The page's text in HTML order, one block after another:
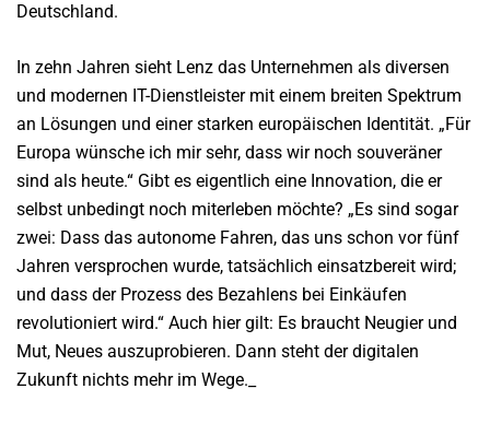
Deutschland.
In zehn Jahren sieht Lenz das Unternehmen als diversen
und modernen IT-Dienstleister mit einem breiten Spektrum
an Lösungen und einer starken europäischen Identität. „Für
Europa wünsche ich mir sehr, dass wir noch souveräner
sind als heute.“ Gibt es eigentlich eine Innovation, die er
selbst unbedingt noch miterleben möchte? „Es sind sogar
zwei: Dass das autonome Fahren, das uns schon vor fünf
Jahren versprochen wurde, tatsächlich einsatzbereit wird;
und dass der Prozess des Bezahlens bei Einkäufen
revolutioniert wird.“ Auch hier gilt: Es braucht Neugier und
Mut, Neues auszuprobieren. Dann steht der digitalen
Zukunft nichts mehr im Wege._